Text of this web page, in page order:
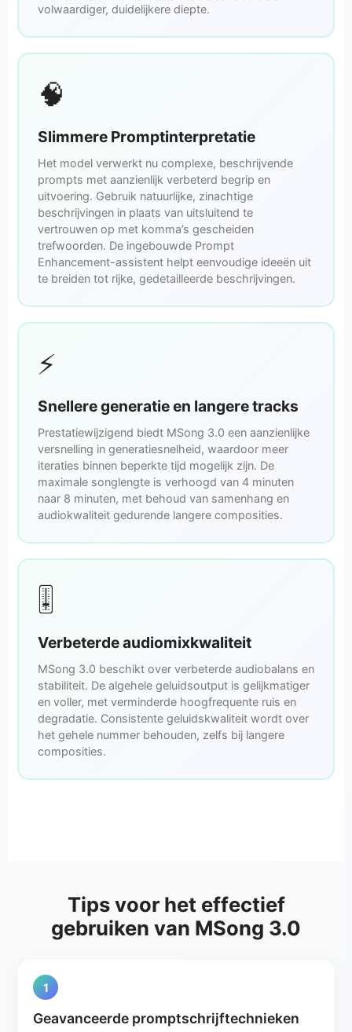
volwaardiger, duidelijkere diepte.
🧠
Slimmere Promptinterpretatie
Het model verwerkt nu complexe, beschrijvende
prompts met aanzienlijk verbeterd begrip en
uitvoering. Gebruik natuurlijke, zinachtige
beschrijvingen in plaats van uitsluitend te
vertrouwen op met komma’s gescheiden
trefwoorden. De ingebouwde Prompt
Enhancement-assistent helpt eenvoudige ideeën uit
te breiden tot rijke, gedetailleerde beschrijvingen.
⚡
Snellere generatie en langere tracks
Prestatiewijzigend biedt MSong 3.0 een aanzienlijke
versnelling in generatie­snelheid, waardoor meer
iteraties binnen beperkte tijd mogelijk zijn. De
maximale songlengte is verhoogd van 4 minuten
naar 8 minuten, met behoud van samenhang en
audiokwaliteit gedurende langere composities.
🎚️
Verbeterde audiomixkwaliteit
MSong 3.0 beschikt over verbeterde audiobalans en
stabiliteit. De algehele geluidsoutput is gelijkmatiger
en voller, met verminderde hoogfrequente ruis en
degradatie. Consistente geluidskwaliteit wordt over
het gehele nummer behouden, zelfs bij langere
composities.
Tips voor het effectief
gebruiken van MSong 3.0
1
Geavanceerde promptschrijftechnieken